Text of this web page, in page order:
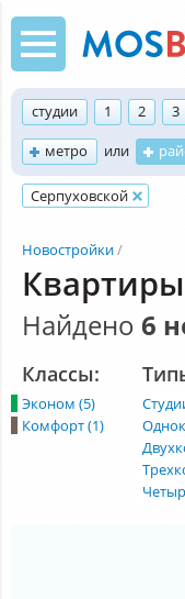
студии 1 2 3
метро
или
Серпуховской
Новостройки
Найдено 6
Классы:
Эконом (5)
Комфорт (1)